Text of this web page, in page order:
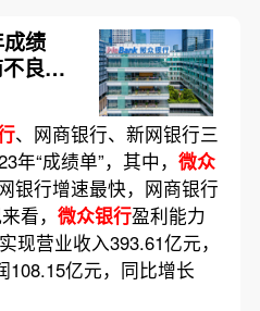
绩
良率
、网商银行、新网银行三
“成绩单”，其中， 微众
银行增速最快，网商银行
看， 微众银行盈利能力
现营业收入393.61亿元，
108.15亿元，同比增长